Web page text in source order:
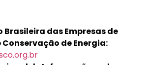
Brasileira das Empresas de
Conservação de Energia: